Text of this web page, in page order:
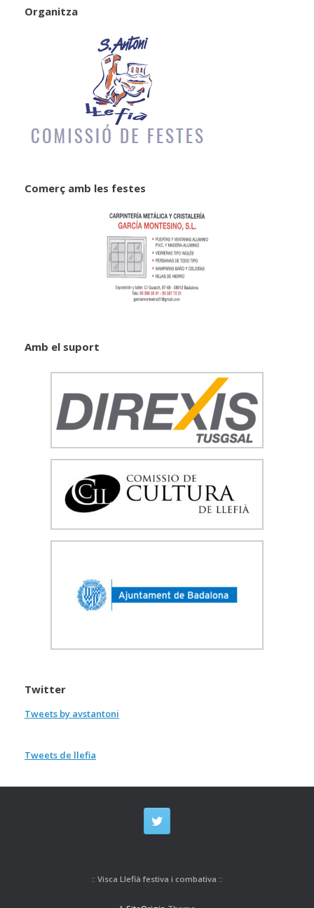
Organitza
Comerç amb les festes
Amb el suport
Twitter
Tweets by avstantoni
Tweets de llefia
:: Visca Llefià festiva i combativa ::